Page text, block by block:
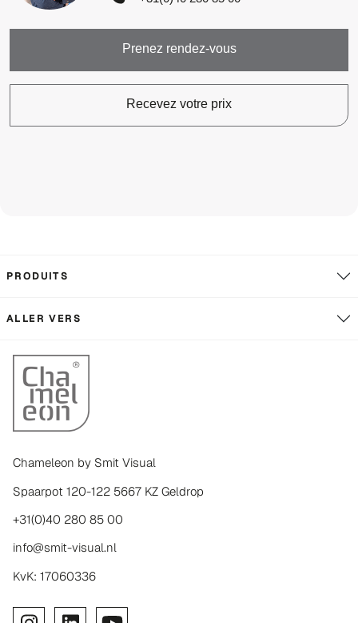
Prenez rendez-vous
Recevez votre prix
PRODUITS
ALLER VERS
Chameleon by Smit Visual
Spaarpot 120-122 5667 KZ Geldrop
+31(0)40 280 85 00
info@smit-visual.nl
KvK: 17060336